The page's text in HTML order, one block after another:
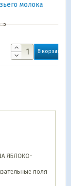
молока
В корзину
ЯБЛОКО-
поля